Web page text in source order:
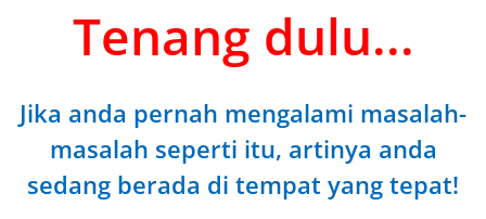
Tenang dulu...
Jika anda pernah mengalami masalah-
masalah seperti itu, artinya anda
sedang berada di tempat yang tepat!